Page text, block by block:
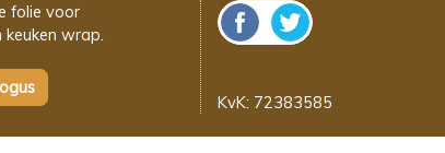
folie voor
keuken wrap.
KvK: 72383585